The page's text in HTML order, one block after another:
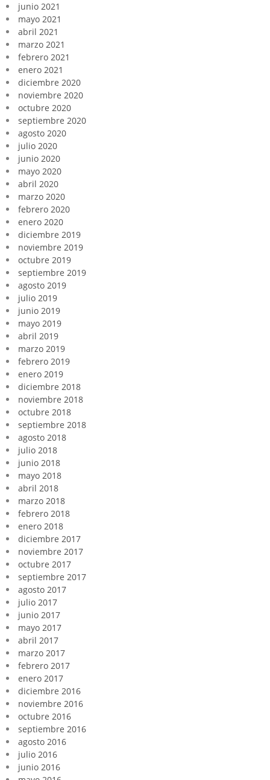
junio 2021
mayo 2021
abril 2021
marzo 2021
febrero 2021
enero 2021
diciembre 2020
noviembre 2020
octubre 2020
septiembre 2020
agosto 2020
julio 2020
junio 2020
mayo 2020
abril 2020
marzo 2020
febrero 2020
enero 2020
diciembre 2019
noviembre 2019
octubre 2019
septiembre 2019
agosto 2019
julio 2019
junio 2019
mayo 2019
abril 2019
marzo 2019
febrero 2019
enero 2019
diciembre 2018
noviembre 2018
octubre 2018
septiembre 2018
agosto 2018
julio 2018
junio 2018
mayo 2018
abril 2018
marzo 2018
febrero 2018
enero 2018
diciembre 2017
noviembre 2017
octubre 2017
septiembre 2017
agosto 2017
julio 2017
junio 2017
mayo 2017
abril 2017
marzo 2017
febrero 2017
enero 2017
diciembre 2016
noviembre 2016
octubre 2016
septiembre 2016
agosto 2016
julio 2016
junio 2016